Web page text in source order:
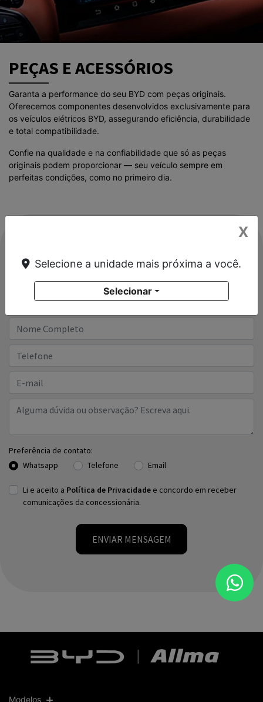
PEÇAS E ACESSÓRIOS
Garanta a performance do seu BYD com peças originais.
Oferecemos componentes desenvolvidos exclusivamente para
os veículos elétricos BYD, assegurando eficiência, durabilidade
e total compatibilidade.
Confie na qualidade e na confiabilidade que só as peças
originais podem proporcionar — seu veículo sempre em
perfeitas condições, como no primeiro dia.
formulário abaixo que entraremos em contato rapidamente.
Preferência de contato:
Whatsapp
Telefone Email
Li e aceito a Política de Privacidade e concordo em receber
comunicações da concessionária.
ENVIAR MENSAGEM
Modelos
X
Selecione a unidade mais próxima a você.
Selecionar